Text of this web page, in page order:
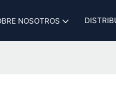
NOSOTROS